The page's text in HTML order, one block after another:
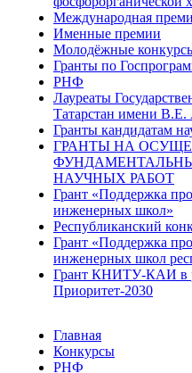
Международная
Именные премии
Молодёжные
Гранты по
РНФ
Лауреаты
Татарстан имени В.Е.
Гранты кандидатам
ГРАНТЫ НА
НАУЧНЫХ РАБОТ
Грант «Поддержка
инженерных школ»
Республиканский
Грант «Поддержка
инженерных школ
Грант КНИТУ-КАИ в
Приоритет-2030
Главная
Конкурсы
РНФ